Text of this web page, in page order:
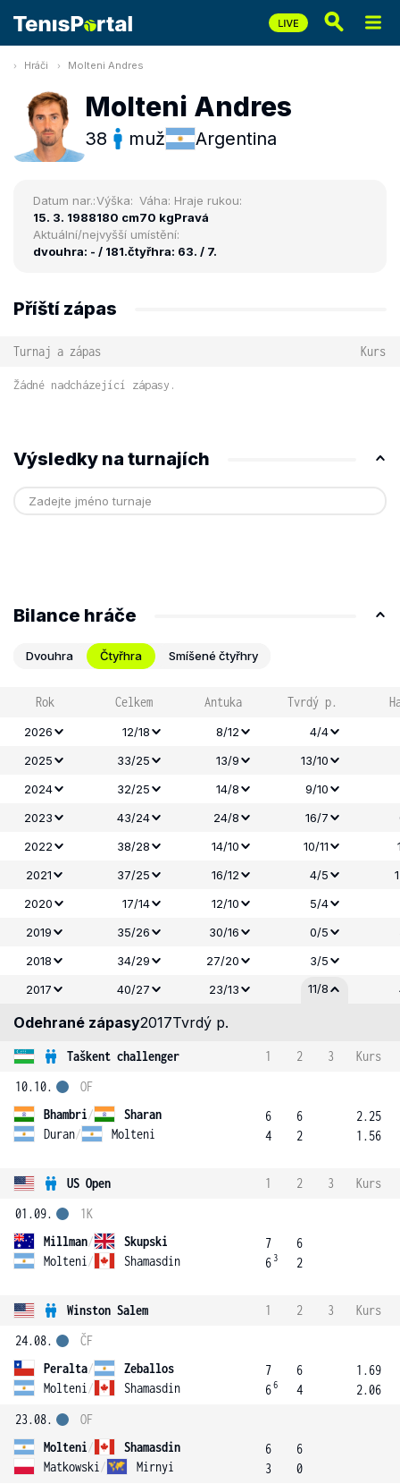
Hráči Molteni Andres
Molteni Andres
38 muž Argentina
Datum nar.:
15. 3. 1988
Výška:
180 cm
Váha:
70 kg
Hraje rukou:
Pravá
Aktuální/nejvyšší umístění:
dvouhra: - / 181.čtyřhra: 63. / 7.
Příští zápas
Turnaj a zápas Kurs
Žádné nadcházející zápasy.
Výsledky na turnajích
Bilance hráče
Dvouhra Čtyřhra Smíšené čtyřhry
Rok Celkem Antuka Tvrdý p.
2026 12/18 8/12
4/4
2025
33/25 13/9 13/10
2024
32/25 14/8 9/10
2023
43/24 24/8 16/7
2022
38/28 14/10 10/11
2021
37/25 16/12 4/5
2020
17/14 12/10
5/4
2019
35/26 30/16 0/5
2018
34/29 27/20
3/5
2017
40/27 23/13 11/8
Odehrané zápasy2017Tvrdý p.
Taškent challenger 1 2 3
Kurs
10.10.
Bhambri/
Sharan
Duran/ Molteni
OF
6
4
6
2
2.25
1.56
US Open 1 2 3
Kurs
01.09.
Millman/
Skupski
Molteni / Shamasdin
1K
7
6 3
6
2
Winston Salem 1 2 3
Kurs
24.08.
Peralta/
Zeballos
Molteni / Shamasdin
ČF
7
66
6
4
1.69
2.06
23.08.
Molteni/
Shamasdin
Matkowski / Mirnyi
OF
6
3
6
0